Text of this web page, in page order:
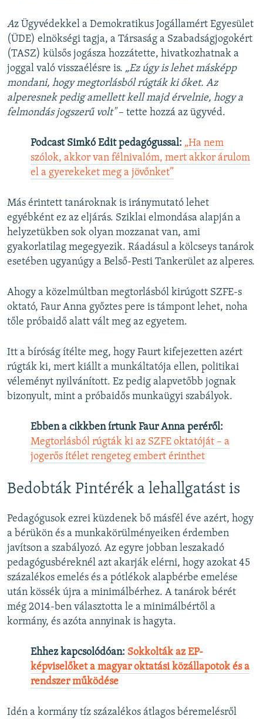
Az Ügyvédekkel a Demokratikus Jogállamért Egyesület
(ÜDE) elnökségi tagja, a Társaság a Szabadságjogokért
(TASZ) külsős jogásza hozzátette, hivatkozhatnak a
joggal való visszaélésre is. „​Ez úgy is lehet másképp
mondani, hogy megtorlásból rúgták ki őket. Az
alperesnek pedig amellett kell majd érvelnie, hogy a
felmondás jogszerű volt"– tette hozzá az ügyvéd.
Podcast Simkó Edit pedagógussal: „Ha nem
szólok, akkor van félnivalóm, mert akkor árulom
el a gyerekeket meg a jövőnket”
Más érintett tanároknak is iránymutató lehet
egyébként ez az eljárás. Sziklai elmondása alapján a
helyzetükben sok olyan mozzanat van, ami
gyakorlatilag megegyezik. Ráadásul a kölcseys tanárok
esetében ugyanúgy a Belső-Pesti Tankerület az alperes.
Ahogy a közelmúltban megtorlásból kirúgott SZFE-s
oktató, Faur Anna győztes pere is támpont lehet, noha
tőle próbaidő alatt vált meg az egyetem.
Itt a bíróság ítélte meg, hogy Faurt kifejezetten azért
rúgták ki, mert kiállt a munkáltatója ellen, politikai
véleményt nyilvánított. Ez pedig alapvetőbb jognak
bizonyult, mint a próbaidős munkaügyi szabályok.
Ebben a cikkben írtunk Faur Anna peréről:
Megtorlásból rúgták ki az SZFE oktatóját – a
jogerős ítélet rengeteg embert érinthet
Bedobták Pintérék a lehallgatást is
Pedagógusok ezrei küzdenek bő másfél éve azért, hogy
a bérükön és a munkakörülményeiken érdemben
javítson a szabályozó. Az egyre jobban leszakadó
pedagógusbéreknél azt akarják elérni, hogy azokat 45
százalékos emelés és a pótlékok alapbérbe emelése
után kössék újra a minimálbérhez. A tanárok bérét
még 2014-ben választotta le a minimálbértől a
kormány, és azóta annyinak is hagyta.
Ehhez kapcsolódóan: Sokkolták az EP-
képviselőket a magyar oktatási közállapotok és a
rendszer működése
Idén a kormány tíz százalékos átlagos béremelésről